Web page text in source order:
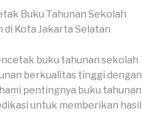
Buku Tahunan Sekolah
buku tahunan sekolah
berkualitas tinggi dengan
pentingnya buku tahunan
untuk memberikan hasil